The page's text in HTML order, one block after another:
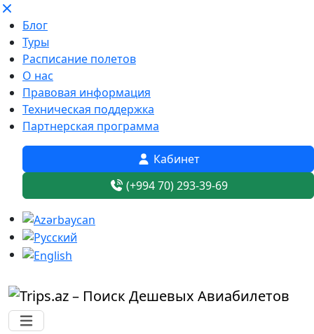
Блог
Туры
Расписание полетов
О нас
Правовая информация
Техническая поддержка
Партнерская программа
Кабинет
(+994 70) 293-39-69